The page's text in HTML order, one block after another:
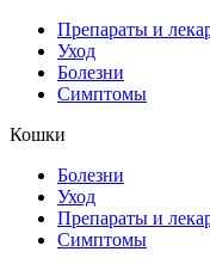
Препараты и
Уход
Болезни
Симптомы
Кошки
Болезни
Уход
Препараты и
Симптомы